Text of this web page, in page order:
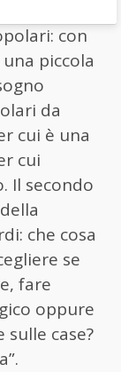
con
piccola
da
cui è una
cui
Il secondo
che cosa
se
fare
oppure
case?